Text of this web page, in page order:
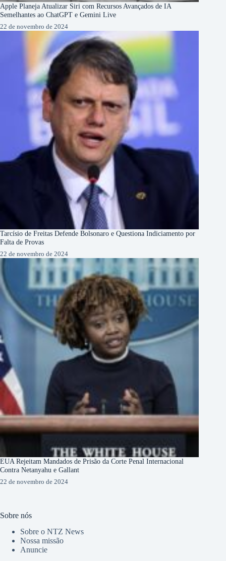
Apple Planeja Atualizar Siri com Recursos Avançados de IA
Semelhantes ao ChatGPT e Gemini Live
22 de novembro de 2024
Tarcísio de Freitas Defende Bolsonaro e Questiona Indiciamento por
Falta de Provas
22 de novembro de 2024
EUA Rejeitam Mandados de Prisão da Corte Penal Internacional
Contra Netanyahu e Gallant
22 de novembro de 2024
Sobre nós
Sobre o NTZ News
Nossa missão
Anuncie